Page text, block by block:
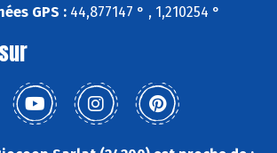
GPS :44,877147 ° , 1,210254 °